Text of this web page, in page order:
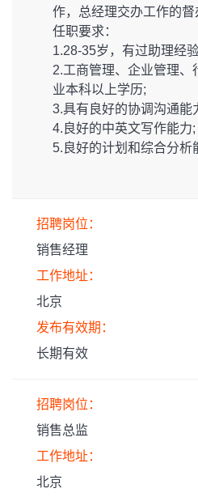
作，总经理交办工作的
任职要求：
1.28-35岁，有过助理经
2.工商管理、企业管理、
业本科以上学历;
3.具有良好的协调沟通能
4.良好的中英文写作能力;
5.良好的计划和综合分析
招聘岗位：
销售经理
工作地址：
北京
发布有效期：
长期有效
招聘岗位：
销售总监
工作地址：
北京